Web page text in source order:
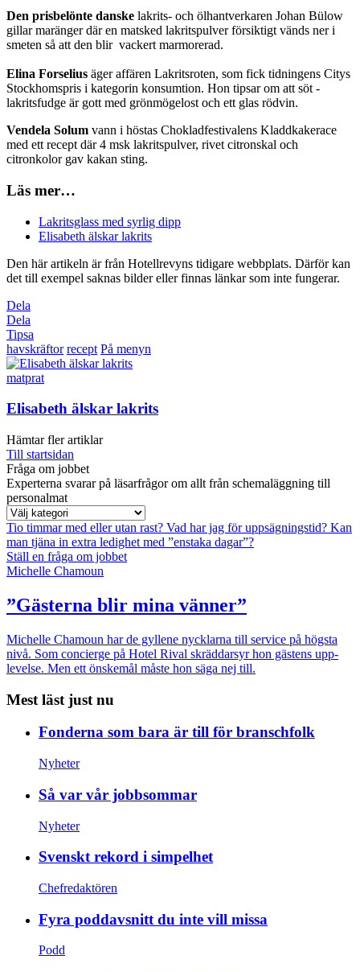
Den prisbelönte danske ­lakrits- och öl­hantverkaren Johan Bülow
gillar maränger där en matsked lakritspulver försiktigt vänds ner i
smeten så att den blir vackert marmorerad.
Elina Forselius äger affären Lakritsroten, som fick tidningens Citys
Stockhomspris i kategorin konsumtion. Hon tipsar om att söt ­
lakritsfudge är gott med grönmögelost och ett glas rödvin.
Vendela Solum vann i höstas Chokladfestivalens Kladdkakerace
med ett recept där 4 msk lakritspulver, rivet citronskal och
citronkolor gav kakan sting.
Läs mer…
Lakritsglass med syrlig dipp
Elisabeth älskar lakrits
Den här artikeln är från Hotellrevyns tidigare webbplats. Därför kan
det till exempel saknas bilder eller finnas länkar som inte fungerar.
Dela
Dela
Tipsa
havskräftor recept På menyn
matprat
Elisabeth älskar lakrits
Hämtar fler artiklar
Till startsidan
Fråga om jobbet
Experterna svarar på läsarfrågor om allt från schemaläggning till
personalmat
Tio timmar med eller utan rast? Vad har jag för uppsägningstid? Kan
man tjäna in extra ledighet med ”enstaka dagar”?
Ställ en fråga om jobbet
Michelle Chamoun
”Gästerna blir mina vänner”
Michelle Chamoun har de gyllene nycklarna till service på högsta
nivå. Som concierge på Hotel Rival skräddarsyr hon gästens upp­
levelse. Men ett önskemål måste hon säga nej till.
Mest läst just nu
Fonderna som bara är till för branschfolk
Nyheter
Så var vår jobbsommar
Nyheter
Svenskt rekord i simpelhet
Chefredaktören
Fyra poddavsnitt du inte vill missa
Podd